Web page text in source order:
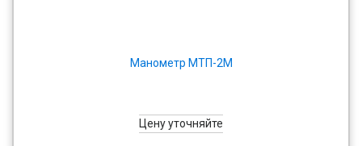
Манометр МТП-2М
Цену уточняйте